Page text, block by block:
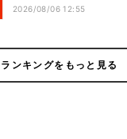
2026/08/06 12:55
ランキングをもっと見る